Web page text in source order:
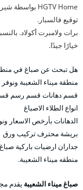
HGTV Home بواسطة شيروين ويليامز.
توقيع فالسبار.
خيارًا جيدًا.
هل تبحث عن صباغ في
منطقة ميناء الشعيبة
قسم دهانات قسم رسم
انواع الطلاء الاصباغ
الدهانات بأرخص الاسعار
بريشة محترف تركيب ورق
جداران ارضيات باركية
منطقه ميناء الشعيبة.
صباغ ميناء الشعيبة يقدم